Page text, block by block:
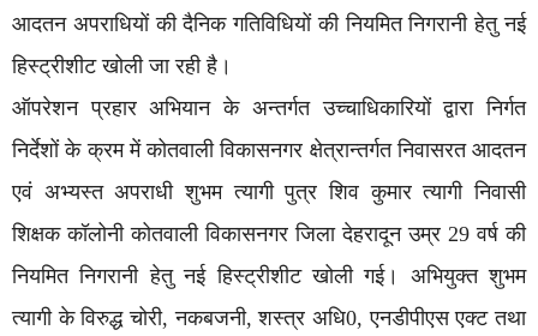
आदतन अपराधियों की दैनिक गतिविधियों की नियमित निगरानी हेतु नई
हिस्ट्रीशीट खोली जा रही है।
ऑपरेशन प्रहार अभियान के अन्तर्गत उच्चाधिकारियों द्वारा निर्गत
निर्देशों के क्रम में कोतवाली विकासनगर क्षेत्रान्तर्गत निवासरत आदतन
एवं अभ्यस्त अपराधी शुभम त्यागी पुत्र शिव कुमार त्यागी निवासी
शिक्षक कॉलोनी कोतवाली विकासनगर जिला देहरादून उम्र 29 वर्ष की
नियमित निगरानी हेतु नई हिस्ट्रीशीट खोली गई। अभियुक्त शुभम
त्यागी के विरुद्ध चोरी, नकबजनी, शस्त्र अधि0, एनडीपीएस एक्ट तथा